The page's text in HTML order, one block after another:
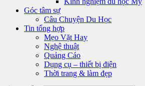
Góc tâm sự
Câu Chuyện Du Học
Tin tổng hợp
Mẹo Vặt Hay
Nghệ thuật
Quảng Cáo
Dụng cụ – thiết bị điện
Thời trang & làm đẹp